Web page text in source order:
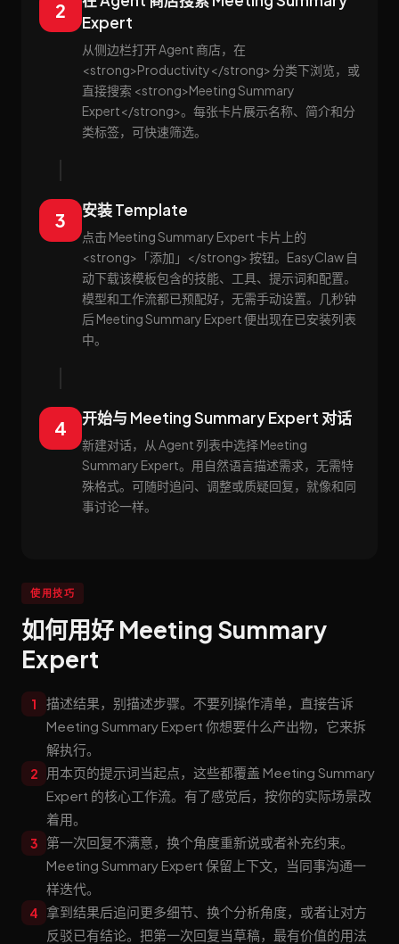
2
Expert
从侧边栏打开 Agent 商店，在
<strong>Productivity</strong> 分类下浏览，或
直接搜索 <strong>Meeting Summary
Expert</strong>。每张卡片展示名称、简介和分
类标签，可快速筛选。
3 安装 Template
点击 Meeting Summary Expert 卡片上的
<strong>「添加」</strong> 按钮。EasyClaw 自
动下载该模板包含的技能、工具、提示词和配置。
模型和工作流都已预配好，无需手动设置。几秒钟
后 Meeting Summary Expert 便出现在已安装列表
中。
4 开始与 Meeting Summary Expert 对话
新建对话，从 Agent 列表中选择 Meeting
Summary Expert。用自然语言描述需求，无需特
殊格式。可随时追问、调整或质疑回复，就像和同
事讨论一样。
使用技巧
如何用好 Meeting Summary
Expert
1
描述结果，别描述步骤。不要列操作清单，直接告诉
Meeting Summary Expert 你想要什么产出物，它来拆
解执行。
2
用本页的提示词当起点，这些都覆盖 Meeting Summary
Expert 的核心工作流。有了感觉后，按你的实际场景改
着用。
3
第一次回复不满意，换个角度重新说或者补充约束。
Meeting Summary Expert 保留上下文，当同事沟通一
样迭代。
4
拿到结果后追问更多细节、换个分析角度，或者让对方
反驳已有结论。把第一次回复当草稿，最有价值的用法